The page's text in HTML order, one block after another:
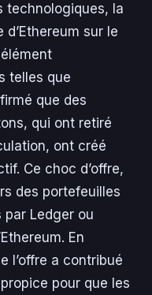
technologiques, la
d’Ethereum sur le
telles que
que des
qui ont retiré
ont créé
Ce choc d’offre,
des portefeuilles
Ledger ou
En
l’offre a contribué
pour que les